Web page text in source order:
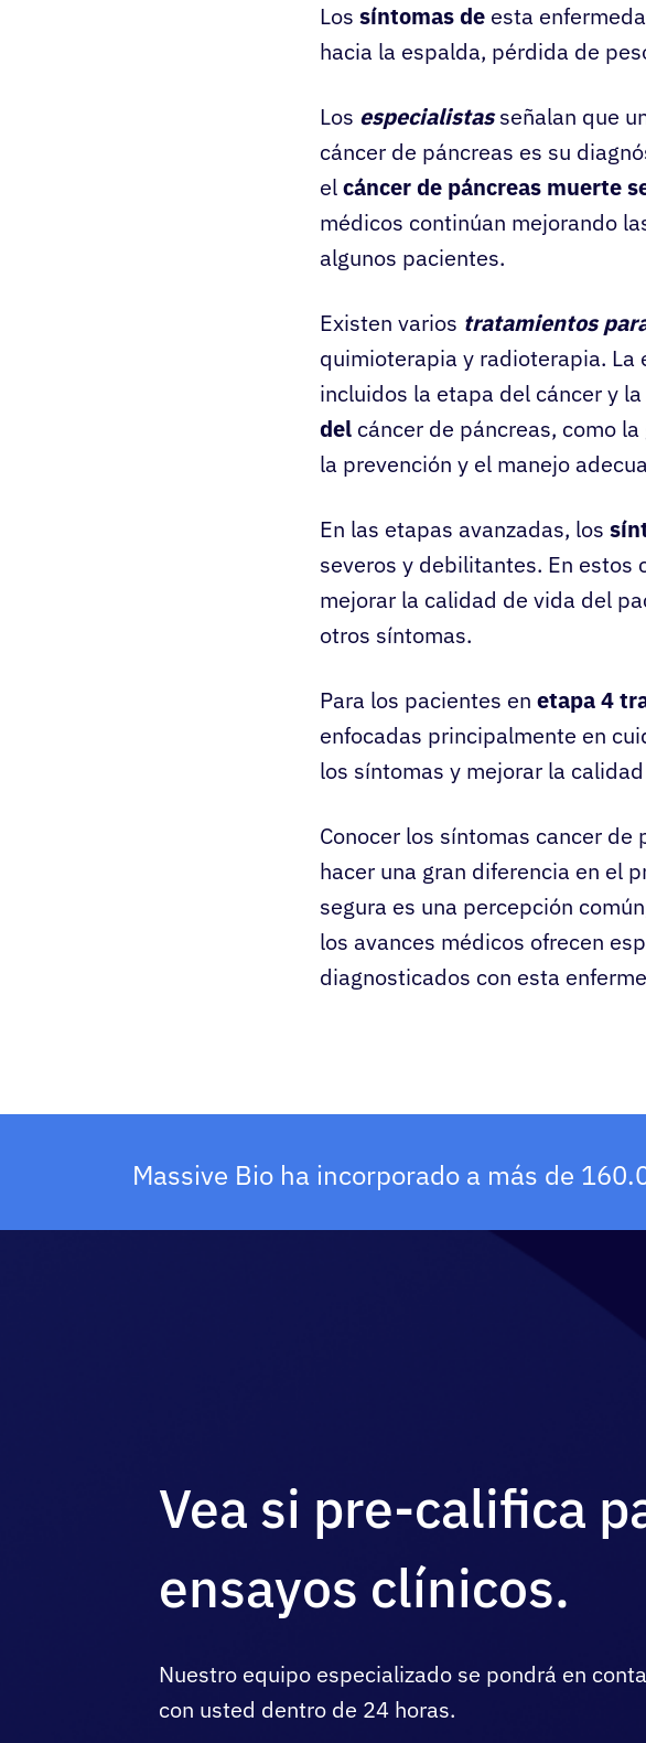
Los síntomas de esta
hacia la espalda, pérdida de
Los especialistasseñalan que
cáncer de páncreas es su
elcáncer de páncreas muerte
médicos continúan mejorando
algunos pacientes.
Existen varios tratamientos
quimioterapia y radioterapia.
incluidos la etapa del cáncer y
del cáncer de páncreas, como
la prevención y el manejo
En las etapas avanzadas, los
severos y debilitantes. En estos
mejorar la calidad de vida del
otros síntomas.
Para los pacientes en etapa 4
enfocadas principalmente en
los síntomas y mejorar la
Conocer los síntomas cancer
hacer una gran diferencia en el
segura es una percepción
los avances médicos ofrecen
diagnosticados con esta
Massive Bio ha incorporado a más de
Vea si pre-califica
ensayos clínicos.
Nuestro equipo especializado se pondrá en
con usted dentro de 24 horas.